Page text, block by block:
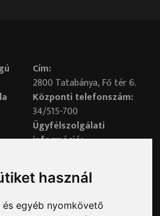
használ
egyéb nyomkövető
Cím:
2800 Tatabánya, Fő tér 6.
Központi telefonszám:
34/515-700
Ügyfélszolgálati
információ:
Véleményvonal:
34/515-799